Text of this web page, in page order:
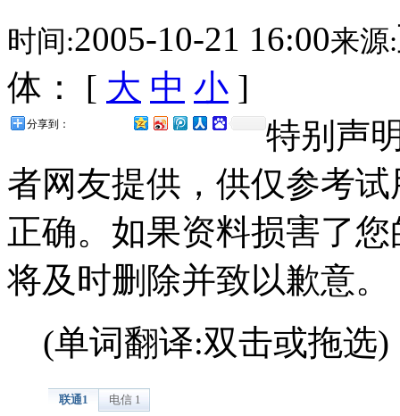
时间:2005-10-21 16:00来源:
体： [ 大 中 小 ]
分享到：
特别声
者网友提供，供仅参考
正确。如果资料损害了
将及时删除并致以歉意。
(单词翻译:双击或拖选)